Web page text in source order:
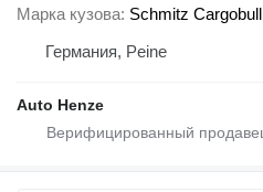
Марка кузова Schmitz Cargobull
Германия, Peine
Auto Henze